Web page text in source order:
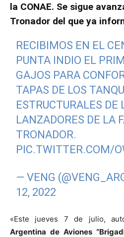
la CONAE. Se sigue
Tronador del que ya
RECIBIMOS EN EL
PUNTA INDIO EL
GAJOS PARA
TAPAS DE LOS
ESTRUCTURALES DE
LANZADORES DE LA
TRONADOR.
PIC.TWITTER.COM/
— VENG
12, 2022
«Este jueves 7 de julio,
Argentina de Aviones